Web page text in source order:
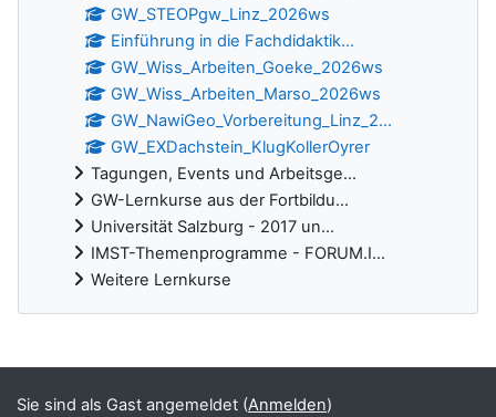
GW_STEOPgw_Linz_2026ws
Einführung in die Fachdidaktik...
GW_Wiss_Arbeiten_Goeke_2026ws
GW_Wiss_Arbeiten_Marso_2026ws
GW_NawiGeo_Vorbereitung_Linz_2...
GW_EXDachstein_KlugKollerOyrer
Tagungen, Events und Arbeitsge...
GW-Lernkurse aus der Fortbildu...
Universität Salzburg - 2017 un...
IMST-Themenprogramme - FORUM.I...
Weitere Lernkurse
Ergänzungsblöcke
Sie sind als Gast angemeldet (Anmelden)